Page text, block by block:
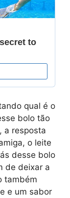
qual é o
bolo tão
a resposta
o leite
desse bolo
de deixar a
também
e um sabor